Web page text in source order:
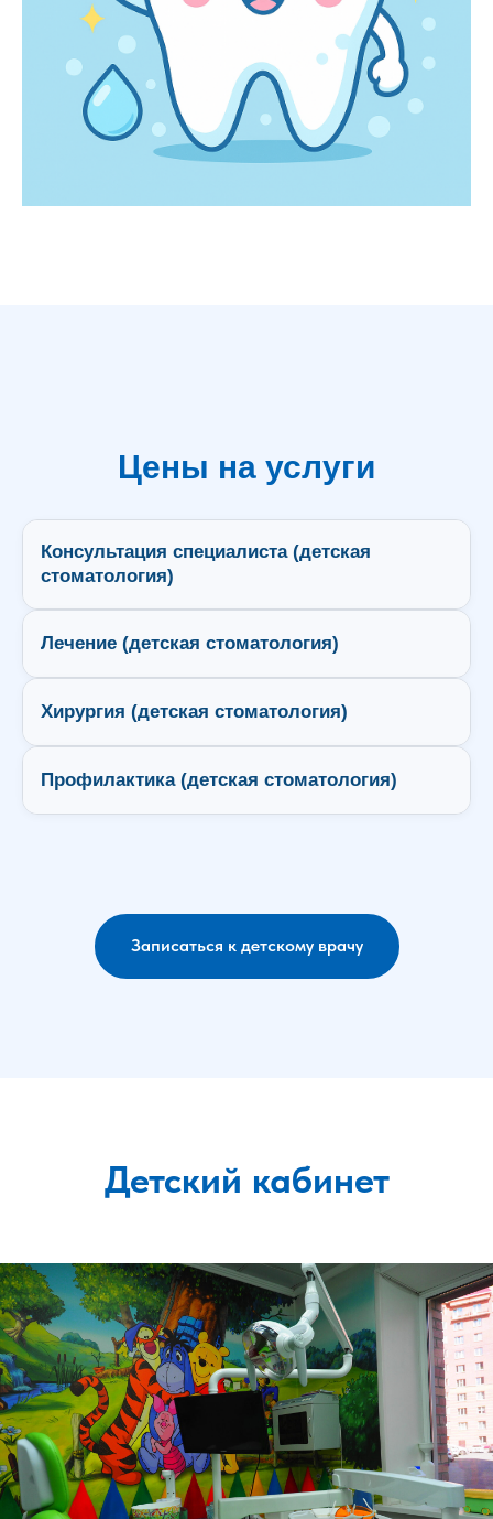
Цены на услуги
Консультация специалиста (детская
стоматология)
Лечение (детская стоматология)
Хирургия (детская стоматология)
Профилактика (детская стоматология)
Записаться к детскому врачу
Детский кабинет